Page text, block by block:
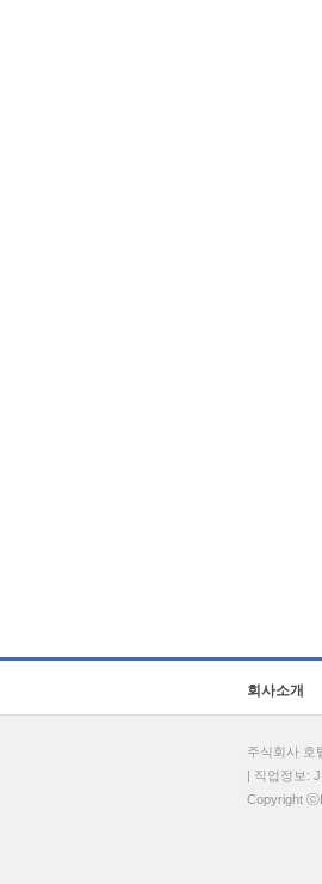
회사소개
주식회사 호
| 직업정보:
Copyright